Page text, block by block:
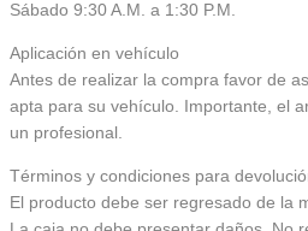
Sábado 9:30 A.M. a 1:30 P.M.
Aplicación en vehículo
Antes de realizar la compra favor de
apta para su vehículo. Importante, el
un profesional.
Términos y condiciones para
El producto debe ser regresado de la